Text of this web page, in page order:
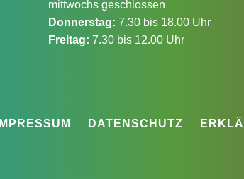
mittwochs geschlossen
Donnerstag: 7.30 bis 18.00 Uhr
Freitag: 7.30 bis 12.00 Uhr
IMPRESSUM DATENSCHUTZ